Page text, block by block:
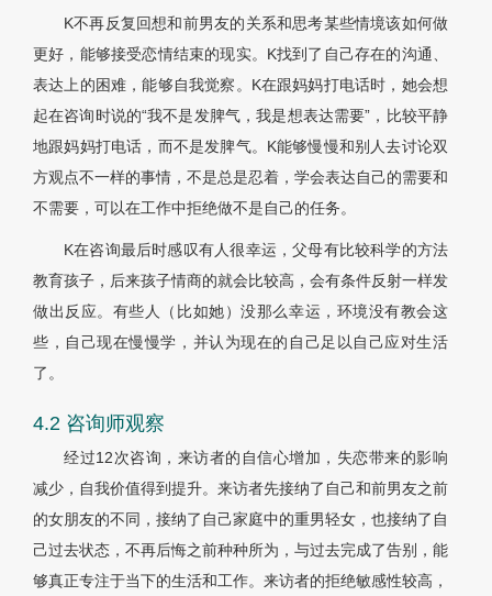
K不再反复回想和前男友的关系和思考某些情境该如何做
更好，能够接受恋情结束的现实。K找到了自己存在的沟通、
表达上的困难，能够自我觉察。K在跟妈妈打电话时，她会想
起在咨询时说的“我不是发脾气，我是想表达需要”，比较平静
地跟妈妈打电话，而不是发脾气。K能够慢慢和别人去讨论双
方观点不一样的事情，不是总是忍着，学会表达自己的需要和
不需要，可以在工作中拒绝做不是自己的任务。
K在咨询最后时感叹有人很幸运，父母有比较科学的方法
教育孩子，后来孩子情商的就会比较高，会有条件反射一样发
做出反应。有些人（比如她）没那么幸运，环境没有教会这
些，自己现在慢慢学，并认为现在的自己足以自己应对生活
了。
4.2 咨询师观察
经过12次咨询，来访者的自信心增加，失恋带来的影响
减少，自我价值得到提升。来访者先接纳了自己和前男友之前
的女朋友的不同，接纳了自己家庭中的重男轻女，也接纳了自
己过去状态，不再后悔之前种种所为，与过去完成了告别，能
够真正专注于当下的生活和工作。来访者的拒绝敏感性较高，